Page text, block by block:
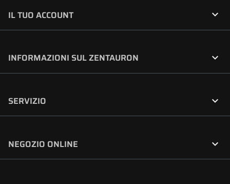
IL TUO ACCOUNT 
INFORMAZIONI SUL ZENTAURON 
SERVIZIO 
NEGOZIO ONLINE 